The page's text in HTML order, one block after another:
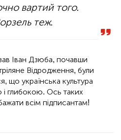
вартий того.
теж.
Іван Дзюба, почавши
Відродження, були
що українська культура
глибокою. Ось таких
всім підписантам!